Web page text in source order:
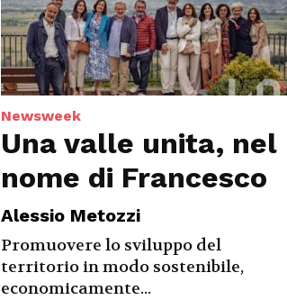
Newsweek
Una valle unita, nel
nome di Francesco
Alessio Metozzi
Promuovere lo sviluppo del
territorio in modo sostenibile,
economicamente...